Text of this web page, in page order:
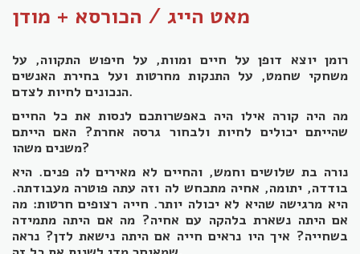
מאט הייג / הכורסא + מודן
רומן יוצא דופן על חיים ומוות, על חיפוש התקווה, על
משחקי שחמט, על התנקות מחרטות ועל בחירת האנשים
הנכונים לחיות לצדם.
מה היה קורה אילו היה באפשרותכם לנסות את כל החיים
שהייתם יכולים לחיות ולבחור גרסה אחרת? האם הייתם
משנים משהו?
נורה בת שלושים וחמש, והחיים לא מאירים לה פנים. היא
בודדה, יתומה, אחיה מתכחש לה וזה עתה פוטרה מעבודתה.
היא מרגישה שהיא לא יכולה יותר. חייה רצופים חרטות: מה
אם היתה נשארת בלהקה עם אחיה? מה אם היתה מתמידה
בשחייה? איך היו נראים חייה אם היתה נישאת לדן? נראה